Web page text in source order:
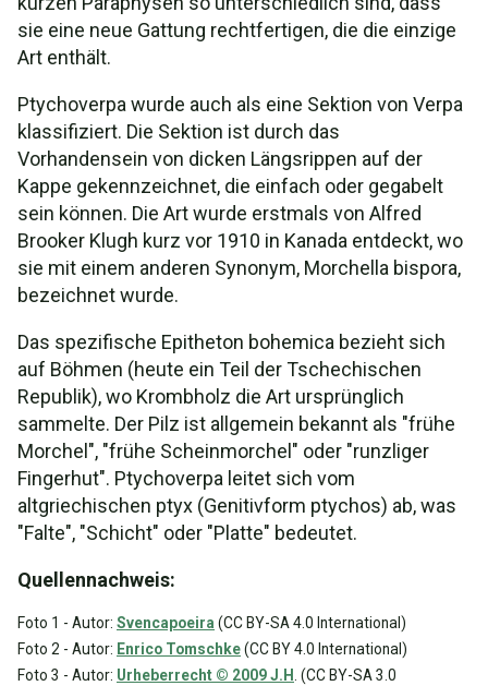
sie eine neue Gattung rechtfertigen, die die einzige
Art enthält.
Ptychoverpa wurde auch als eine Sektion von Verpa
klassifiziert. Die Sektion ist durch das
Vorhandensein von dicken Längsrippen auf der
Kappe gekennzeichnet, die einfach oder gegabelt
sein können. Die Art wurde erstmals von Alfred
Brooker Klugh kurz vor 1910 in Kanada entdeckt, wo
sie mit einem anderen Synonym, Morchella bispora,
bezeichnet wurde.
Das spezifische Epitheton bohemica bezieht sich
auf Böhmen (heute ein Teil der Tschechischen
Republik), wo Krombholz die Art ursprünglich
sammelte. Der Pilz ist allgemein bekannt als "frühe
Morchel", "frühe Scheinmorchel" oder "runzliger
Fingerhut". Ptychoverpa leitet sich vom
altgriechischen ptyx (Genitivform ptychos) ab, was
"Falte", "Schicht" oder "Platte" bedeutet.
Quellennachweis:
Foto 1 - Autor: Svencapoeira (CC BY-SA 4.0 International)
Foto 2 - Autor: Enrico Tomschke(CC BY 4.0 International)
Foto 3 - Autor: Urheberrecht © 2009 J.H . (CC BY-SA 3.0